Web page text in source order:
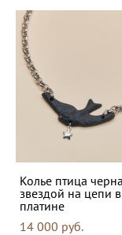
Колье птица
звездой на цепи в
платине
14 000 pуб.